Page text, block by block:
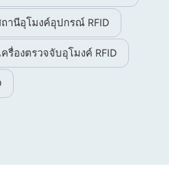
านีอุโมงค์อุปกรณ์ RFID
ครื่องตรวจจับอุโมงค์ RFID